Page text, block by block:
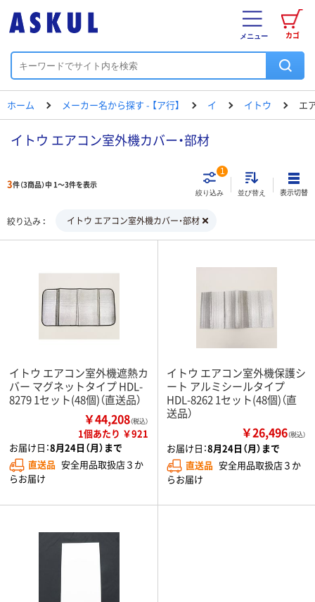
カゴ
メニュー
ホーム メーカー名から探す - 【ア行】 イ イトウ エ
イトウ エアコン室外機カバー・部材
3件（3商品）中 1～3件を表示
絞り込み
1
並び替え 表示切替
絞り込み イトウ エアコン室外機カバー・部材
イトウ エアコン室外機遮熱カ
バー マグネットタイプ HDL-
8279 1セット(48個)（直送品）
￥44,208（税込）
1個あたり ￥921
お届け日：8月24日（月）まで
直送品 安全用品取扱店３か
らお届け
イトウ エアコン室外機保護シ
ート アルミシールタイプ
HDL-8262 1セット(48個)（直
送品）
￥26,496（税込）
お届け日：8月24日（月）まで
直送品 安全用品取扱店３か
らお届け